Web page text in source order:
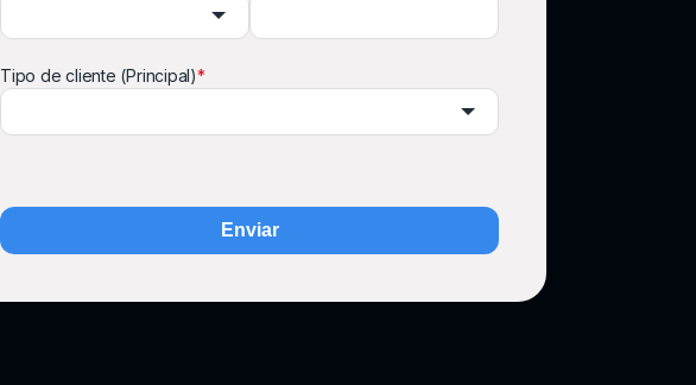
Tipo de cliente (Principal)*
Enviar